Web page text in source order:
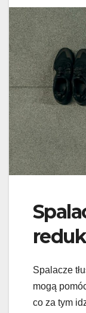
Spalacze
mogą
co za tym